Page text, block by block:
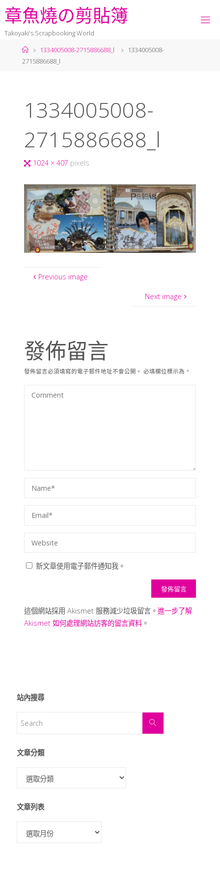
章魚燒の剪貼簿
Takoyaki's Scrapbooking World
1334005008-2715886688_l
1334005008-
2715886688_l
1334005008-
2715886688_l
1024 × 407 pixels
Previous image
Next image
發佈留言
發佈留言必須填寫的電子郵件地址不會公開。 必填欄位標示為 *
新文章使用電子郵件通知我。
這個網站採用 Akismet 服務減少垃圾留言。 進一步了解
Akismet 如何處理網站訪客的留言資料。
站內搜尋
文章分類
文章列表